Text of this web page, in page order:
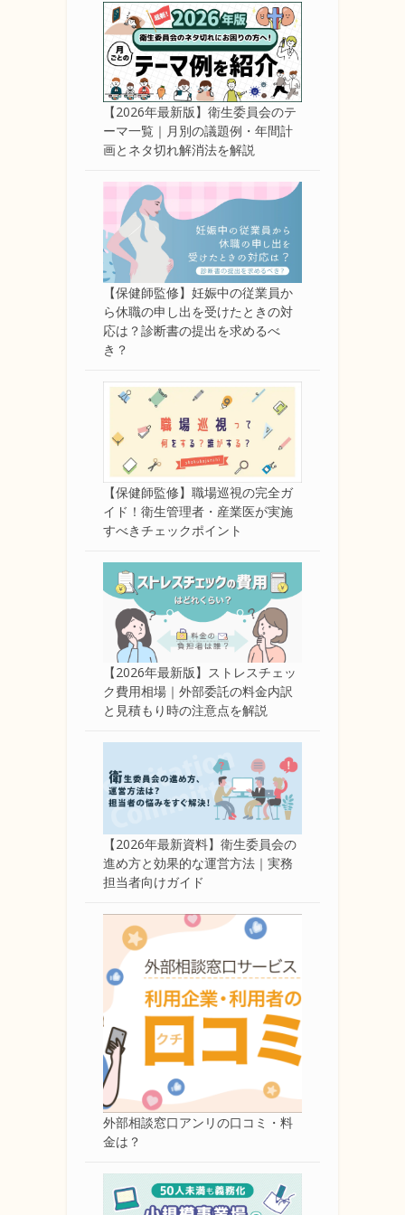
【2026年最新版】衛生委員会のテ
ーマ一覧｜月別の議題例・年間計
画とネタ切れ解消法を解説
【保健師監修】妊娠中の従業員か
ら休職の申し出を受けたときの対
応は？診断書の提出を求めるべ
き？
【保健師監修】職場巡視の完全ガ
イド！衛生管理者・産業医が実施
すべきチェックポイント
【2026年最新版】ストレスチェッ
ク費用相場｜外部委託の料金内訳
と見積もり時の注意点を解説
【2026年最新資料】衛生委員会の
進め方と効果的な運営方法｜実務
担当者向けガイド
外部相談窓口アンリの口コミ・料
金は？